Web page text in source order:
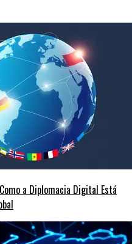
a Diplomacia Digital Está